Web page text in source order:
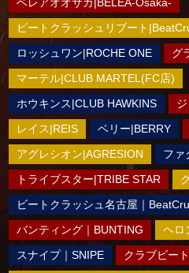
ベレアオオサカ|BELEA-Osaka-
ビートクラッシュリブート
ロッシュワン|ROCHE ONE
グ
マーテル|CLUB MARTEL(FC店)
ホウキンス|CLUB HAWKINS
レイス|REIS
ベリー|BERRY
アグレシオン|AGRESION
ファ
トライブスター|TRIBE STAR
ビートクラッシュ名古屋｜
バンティング｜BUNTING
ヘロ
スナイプ｜SNIPE
クラブビー